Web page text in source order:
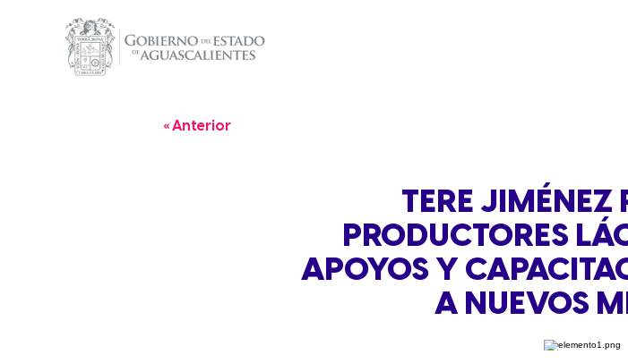
« Anterior
TERE JIMÉNEZ
PRODUCTORES
APOYOS Y
A NUEVOS